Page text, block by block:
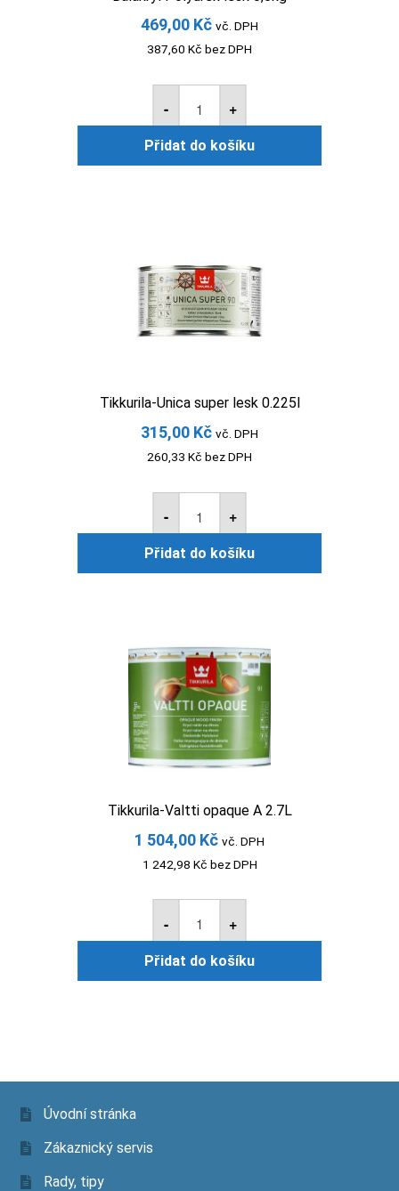
469,00 Kč vč. DPH
387,60 Kč bez DPH
-
Balakryl
Polyurex
lesk
množství
+
Přidat do košíku
Tikkurila-Unica super lesk 0.225l
315,00 Kč vč. DPH
260,33 Kč bez DPH
-
Tikkurila-
Unica
super
0.225l
+
Přidat do košíku
Tikkurila-Valtti opaque A 2.7L
1 504,00 Kč vč. DPH
1 242,98 Kč bez DPH
-
Tikkurila-
Valtti
opaque
2.7L
+
Přidat do košíku
Úvodní stránka
Zákaznický servis
Rady, tipy